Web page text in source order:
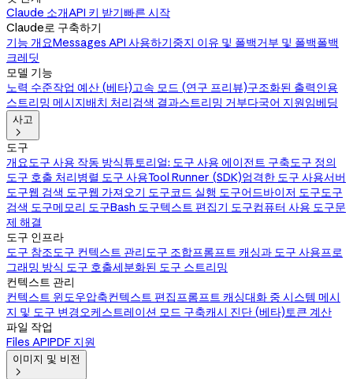
Claude 소개API 키 받기빠른 시작
Claude로 구축하기
기능 개요Messages API 사용하기중지 이유 및 폴백거부 및 폴백폴백
크레딧
모델 기능
노력 수준작업 예산 (베타)고속 모드 (연구 프리뷰)구조화된 출력인용
스트리밍 메시지배치 처리검색 결과스트리밍 거부다국어 지원임베딩
사고

도구
개요도구 사용 작동 방식튜토리얼: 도구 사용 에이전트 구축도구 정의
도구 호출 처리병렬 도구 사용Tool Runner (SDK)엄격한 도구 사용서버
도구웹 검색 도구웹 가져오기 도구코드 실행 도구어드바이저 도구도구
검색 도구메모리 도구Bash 도구텍스트 편집기 도구컴퓨터 사용 도구문
제 해결
도구 인프라
도구 참조도구 컨텍스트 관리도구 조합프롬프트 캐싱과 도구 사용프로
그래밍 방식 도구 호출세분화된 도구 스트리밍
컨텍스트 관리
컨텍스트 윈도우압축컨텍스트 편집프롬프트 캐싱대화 중 시스템 메시
지 및 도구 변경오케스트레이션 모드 구축캐시 진단 (베타)토큰 계산
파일 작업
Files APIPDF 지원
이미지 및 비전
